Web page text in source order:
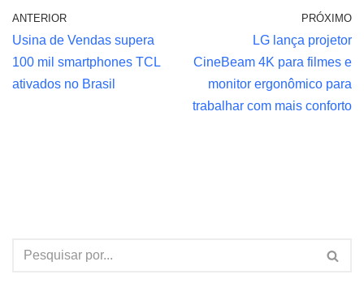
ANTERIOR
Usina de Vendas supera
100 mil smartphones TCL
ativados no Brasil
PRÓXIMO
LG lança projetor
CineBeam 4K para filmes e
monitor ergonômico para
trabalhar com mais conforto